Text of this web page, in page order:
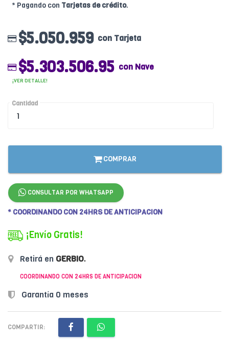
* Pagando con Tarjetas de crédito.
$5.050.959 con Tarjeta
$5.303.506.95 con Nave
¡VER DETALLE!
Cantidad
COMPRAR
CONSULTAR POR WHATSAPP
* COORDINANDO CON 24HRS DE ANTICIPACION
¡Envío Gratis!
Retirá en GERBIO.
COORDINANDO CON 24HRS DE ANTICIPACION
Garantía 0 meses
COMPARTIR: